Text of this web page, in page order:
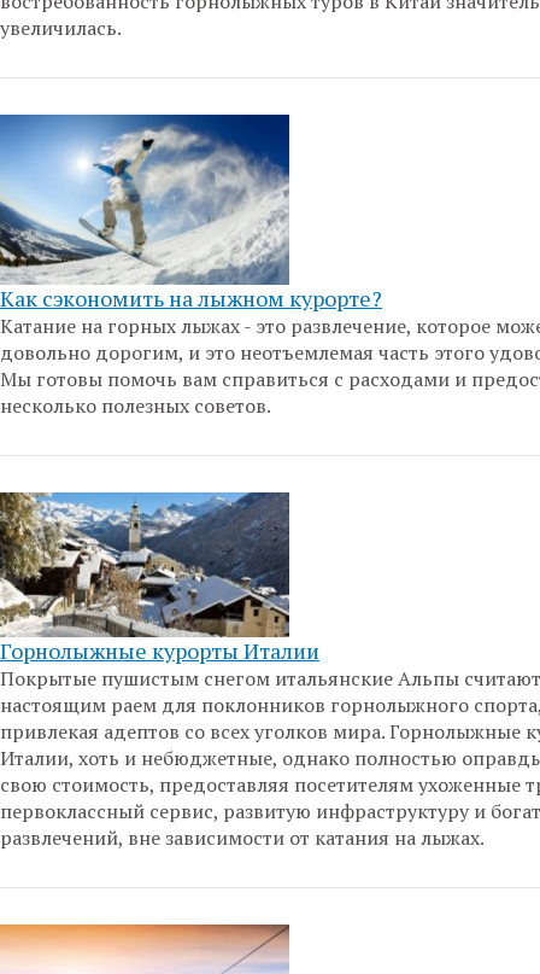
увеличилась.
Как сэкономить на лыжном курорте?
Катание на горных лыжах - это развлечение, которое
довольно дорогим, и это неотъемлемая часть этого
Мы готовы помочь вам справиться с расходами и
несколько полезных советов.
Горнолыжные курорты Италии
Покрытые пушистым снегом итальянские Альпы
настоящим раем для поклонников горнолыжного
привлекая адептов со всех уголков мира. Горнолыжные
Италии, хоть и небюджетные, однако полностью
свою стоимость, предоставляя посетителям ухоженные
первоклассный сервис, развитую инфраструктуру и
развлечений, вне зависимости от катания на лыжах.